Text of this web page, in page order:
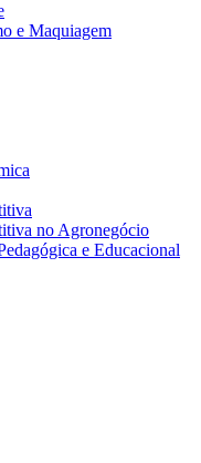
e Maquiagem
no Agronegócio
e Educacional